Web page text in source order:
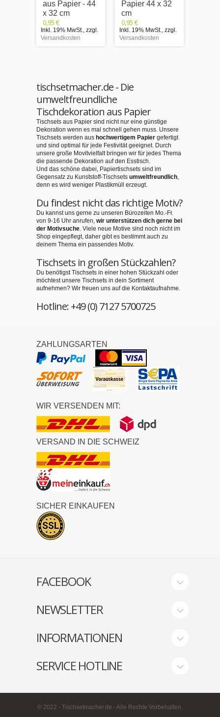
aus Papier - 44
x 32 cm
0,95 €
Inkl. 19% MwSt., zzgl.
Versandkosten
Papier 44 x 32
cm
0,95 €
Inkl. 19% MwSt., zzgl.
Versandkosten
tischsetmacher.de - Die
umweltfreundliche
Tischdekoration aus Papier
Tischsets aus Papier sind nicht nur eine günstige
Dekoration wenn es mal schnell gehen muss. Unsere
Tischsets werden aus hochwertigem Papier gefertigt
und sind optimal für jede Festivität geeignet. Durch
unsere große Movitvielfalt bringen wir für jedes Thema
die passende Dekoration auf den Esstisch.
Und das schöne dabei, Papiertischsets sind im
Gegensatz zu Kunststoff-Tischsets umweltfreundlich,
denn es wird weniger Plastikmüll erzeugt.
Du findest nicht das richtige Motiv?
Du kannst uns gerne zu unseren Bürozeiten Mo.-Fr.
von 9-16 Uhr anrufen, wir unterstützen dich gerne bei
der Motivsuche. Viele neue Motive sind noch nicht im
Shop eingepflegt, daher gibt es bestimmt auch zu
deinem Thema ein passendes Motiv.
Tischsets in großen Stückzahlen?
Du benötigst Tischsets in einer hohen Stückzahl oder
möchtest unsere Tischsets in dein Sortiment
aufnehmen? Wir freuen uns auf die Kontaktaufnahme.
Hotline: +49 (0) 7127 5700725
ZAHLUNGSARTEN
WIR VERSENDEN MIT:
VERSAND IN DIE SCHWEIZ
SICHER EINKAUFEN
FACEBOOK
NEWSLETTER
INFORMATIONEN
SERVICE HOTLINE
© 2022 - Tischsetmacher.de - Alle Rechte Vorbehalten.